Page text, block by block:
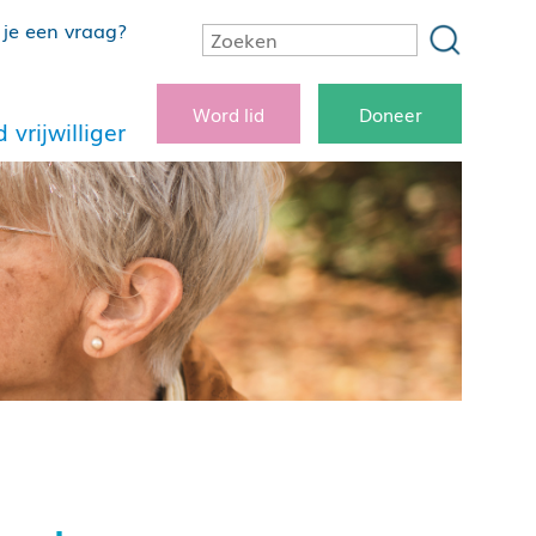
een vraag?
vrijwilliger
Word lid Doneer